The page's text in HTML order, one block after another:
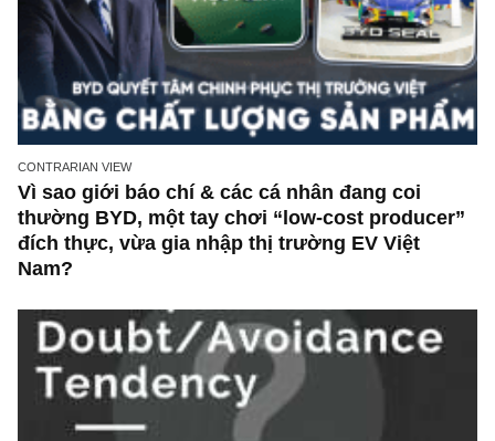
CONTRARIAN VIEW
Vì sao giới báo chí & các cá nhân đang coi
thường BYD, một tay chơi “low-cost
đích thực, vừa gia nhập thị trường EV Việt